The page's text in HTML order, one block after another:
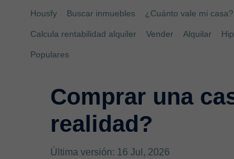
Housfy Buscar inmuebles ¿Cuánto vale mi casa?
Calcula rentabilidad alquiler Vender Alquilar
Populares
Comprar una
realidad?
Última versión: 16 Jul, 2026